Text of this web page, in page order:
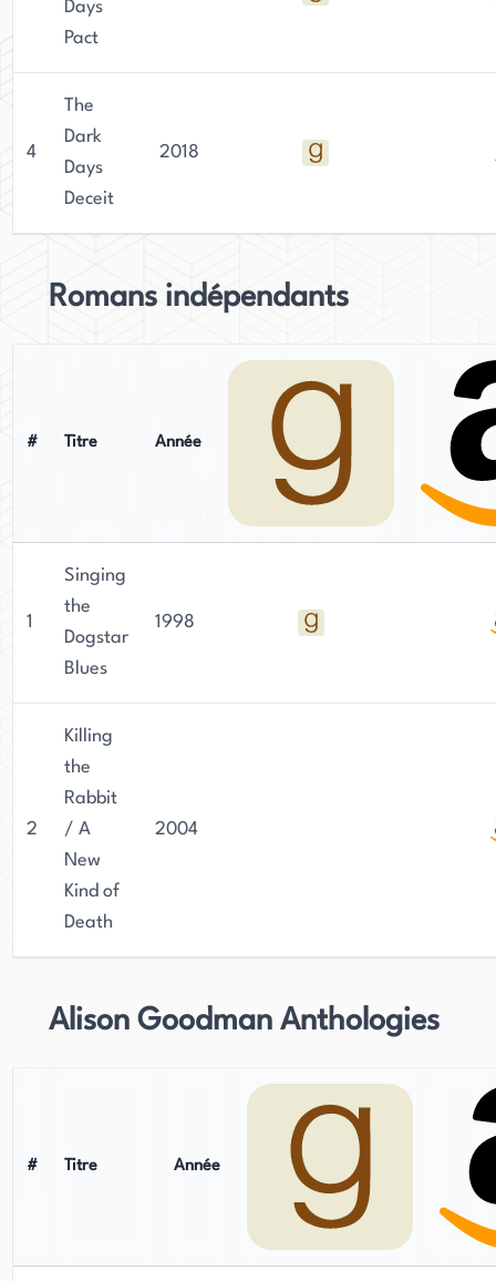
Days
Pact
4
The
Dark
Days
Deceit
2018
Romans indépendants
# Titre Année
1
Singing
the
Dogstar
Blues
1998
2
Killing
the
Rabbit
/ A
New
Kind of
Death
2004
Alison Goodman Anthologies
# Titre Année